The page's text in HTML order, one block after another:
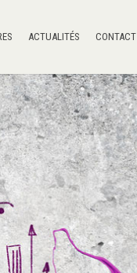
ACTUALITÉS CONTACT